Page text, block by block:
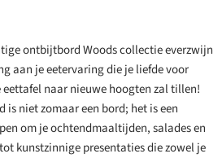
ontbijtbord Woods collectie everzwijn
aan je eetervaring die je liefde voor
naar nieuwe hoogten zal tillen!
niet zomaar een bord; het is een
om je ochtendmaaltijden, salades en
kunstzinnige presentaties die zowel je